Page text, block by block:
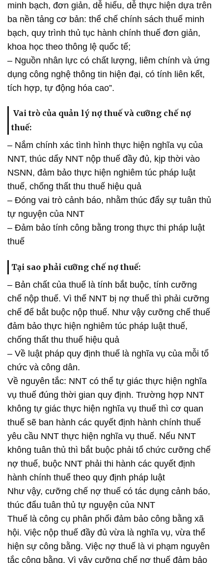
minh bạch, đơn giản, dễ hiểu, dễ thực hiện dựa trên
ba nền tảng cơ bản: thể chế chính sách thuế minh
bạch, quy trình thủ tục hành chính thuế đơn giản,
khoa học theo thông lệ quốc tế;
– Nguồn nhân lực có chất lượng, liêm chính và ứng
dụng công nghệ thông tin hiện đại, có tính liên kết,
tích hợp, tự động hóa cao”.
Vai trò của quản lý nợ thuế và cưỡng chế nợ
thuế:
– Nắm chính xác tình hình thực hiện nghĩa vụ của
NNT, thúc dẩy NNT nộp thuế đầy đủ, kịp thời vào
NSNN, đảm bảo thực hiện nghiêm túc pháp luật
thuế, chống thất thu thuế hiệu quả
– Đóng vai trò cảnh báo, nhằm thúc đẩy sự tuân thủ
tự nguyện của NNT
– Đảm bảo tính công bằng trong thực thi pháp luật
thuế
Tại sao phải cưỡng chế nợ thuế:
– Bản chất của thuế là tính bắt buộc, tính cưỡng
chế nộp thuế. Vì thế NNT bị nợ thuế thì phải cưỡng
chế để bắt buộc nộp thuế. Như vậy cưỡng chế thuế
đảm bảo thực hiện nghiêm túc pháp luật thuế,
chống thất thu thuế hiệu quả
– Về luật pháp quy định thuế là nghĩa vụ của mỗi tổ
chức và công dân.
Về nguyên tắc: NNT có thể tự giác thực hiện nghĩa
vụ thuế đúng thời gian quy định. Trường hợp NNT
không tự giác thực hiện nghĩa vụ thuế thì cơ quan
thuế sẽ ban hành các quyết định hành chính thuế
yêu cầu NNT thực hiện nghĩa vụ thuế. Nếu NNT
không tuân thủ thì bắt buộc phải tổ chức cưỡng chế
nợ thuế, buộc NNT phải thi hành các quyết định
hành chính thuế theo quy định pháp luật
Như vậy, cưỡng chế nợ thuế có tác dụng cảnh báo,
thúc đẩu tuân thủ tự nguyện của NNT
Thuế là công cụ phân phối đảm bảo công bằng xã
hội. Việc nộp thuế đầy đủ vừa là nghĩa vụ, vừa thể
hiện sự công bằng. Việc nợ thuế là vi phạm nguyên
tắc công bằng. Vì vậy cưỡng chế nợ thuế đảm bảo